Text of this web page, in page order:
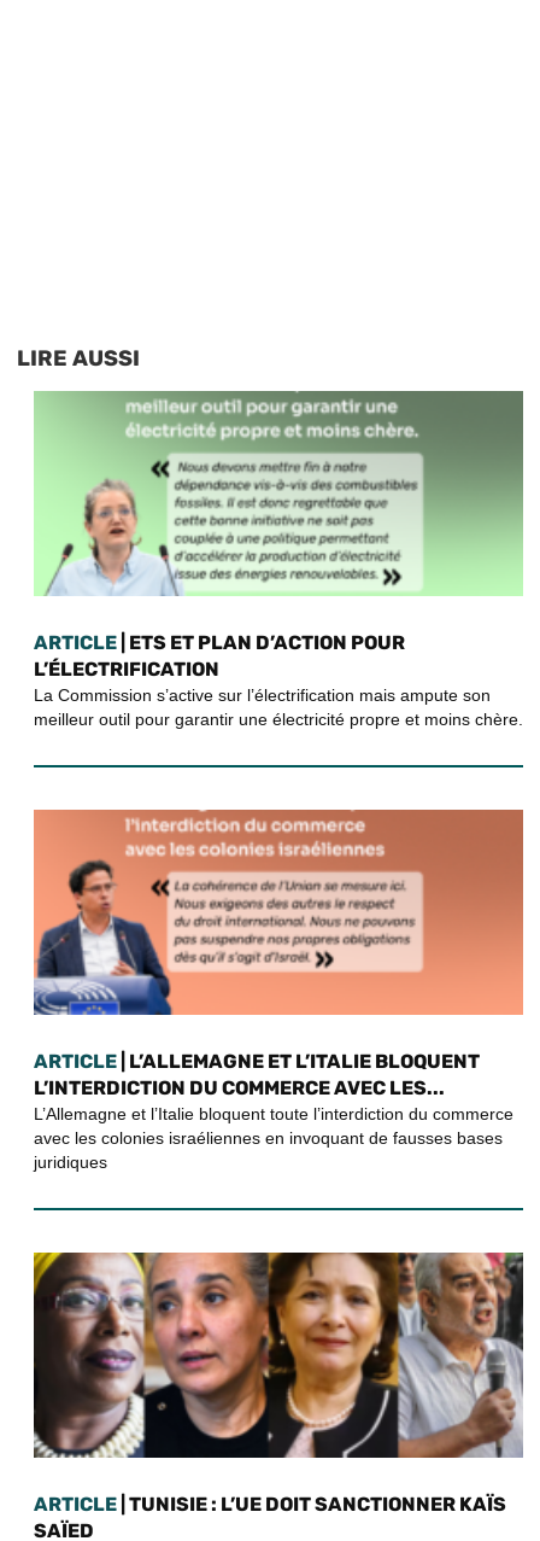
LIRE AUSSI
ARTICLE | ETS ET PLAN D’ACTION POUR
L’ÉLECTRIFICATION
La Commission s’active sur l’électrification mais ampute son
meilleur outil pour garantir une électricité propre et moins chère.
ARTICLE | L’ALLEMAGNE ET L’ITALIE BLOQUENT
L’INTERDICTION DU COMMERCE AVEC LES...
L’Allemagne et l’Italie bloquent toute l’interdiction du commerce
avec les colonies israéliennes en invoquant de fausses bases
juridiques
ARTICLE | TUNISIE : L’UE DOIT SANCTIONNER KAÏS
SAÏED